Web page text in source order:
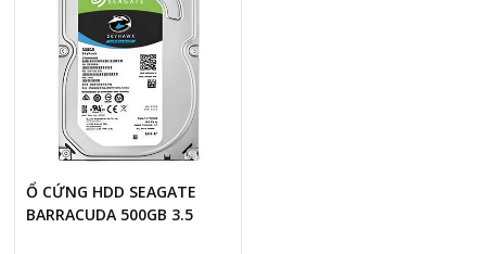
Ổ CỨNG HDD SEAGATE
BARRACUDA 500GB 3.5